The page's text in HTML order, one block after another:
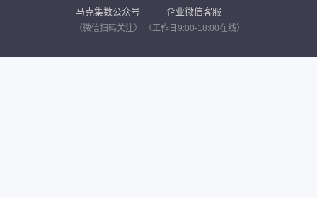
马克集数公众号
（微信扫码关注）
企业微信客服
（工作日9:00-18:00在线）